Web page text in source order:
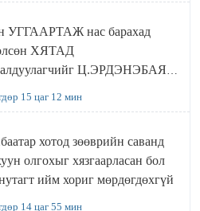
УГГААРТАЖ нас барахад
ХЯТАД
Ц.ЭРДЭНЭБАЯР
15 цаг 12 мин
хотод зөөврийн саванд
хязгаарласан бол
ийм хориг мөрдөгдөхгүй
14 цаг 55 мин